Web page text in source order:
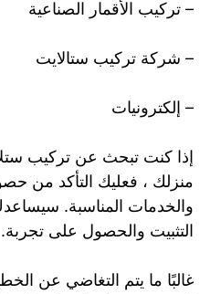
– تركيب الأقمار الصناعية
– شركة تركيب ستالايت
– إلكترونيات
إذا كنت تبحث عن تركيب
منزلك ، فعليك التأكد من
والخدمات المناسبة.
التثبيت والحصول على تجربة.
غالبًا ما يتم التغاضي عن